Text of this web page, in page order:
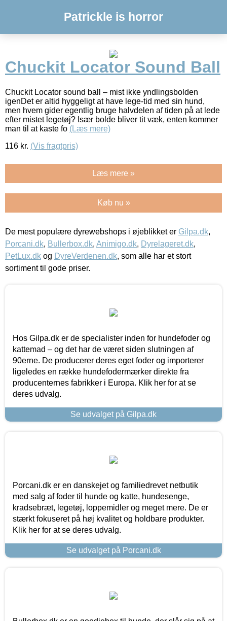
Patrickle is horror
Chuckit Locator Sound Ball
Chuckit Locator sound ball – mist ikke yndlingsbolden
igenDet er altid hyggeligt at have lege-tid med sin hund,
men hvem gider egentlig bruge halvdelen af tiden på at lede
efter mistet legetøj? Især bolde bliver tit væk, enten kommer
man til at kaste fo (Læs mere)
116 kr. (Vis fragtpris)
Læs mere »
Køb nu »
De mest populære dyrewebshops i øjeblikket er Gilpa.dk,
Porcani.dk, Bullerbox.dk, Animigo.dk, Dyrelageret.dk,
PetLux.dk og DyreVerdenen.dk, som alle har et stort
sortiment til gode priser.
Hos Gilpa.dk er de specialister inden for hundefoder og
kattemad – og det har de været siden slutningen af
90erne. De producerer deres eget foder og importerer
ligeledes en række hundefodermærker direkte fra
producenternes fabrikker i Europa. Klik her for at se
deres udvalg.
Se udvalget på Gilpa.dk
Porcani.dk er en danskejet og familiedrevet netbutik
med salg af foder til hunde og katte, hundesenge,
kradsebræt, legetøj, loppemidler og meget mere. De er
stærkt fokuseret på høj kvalitet og holdbare produkter.
Klik her for at se deres udvalg.
Se udvalget på Porcani.dk